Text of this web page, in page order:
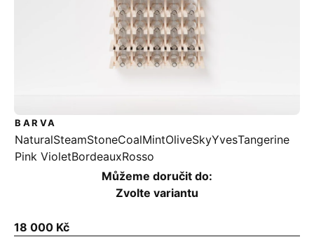
18 000 KčMěrná
BARVA
NaturalSteamStoneCoalMintOliveSkyYvesTangerine
Pink VioletBordeauxRosso
Můžeme doručit do:
Zvolte variantu